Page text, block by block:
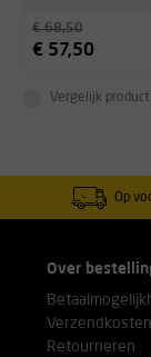
€ 68,50
€ 57,50
Vergelijk product
Op
Over
Verzendkosten
Retourneren